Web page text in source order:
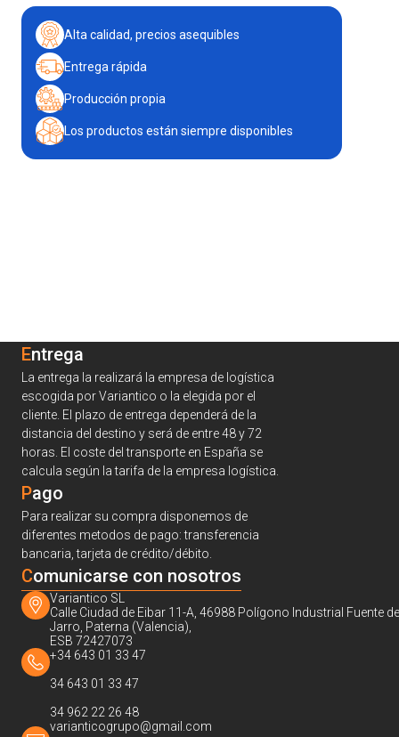
Alta calidad, precios asequibles
Entrega rápida
Producción propia
Los productos están siempre disponibles
Entrega
La entrega la realizará la empresa de logística
escogida por Variantico o la elegida por el
cliente. El plazo de entrega dependerá de la
distancia del destino y será de entre 48 y 72
horas. El coste del transporte en España se
calcula según la tarifa de la empresa logística.
Pago
Para realizar su compra disponemos de
diferentes metodos de pago: transferencia
bancaria, tarjeta de crédito/débito.
Comunicarse con nosotros
Variantico SL
Calle Ciudad de Eibar 11-A, 46988 Polígono Industrial Fuente
Jarro, Paterna (Valencia),
ESB 72427073
+34 643 01 33 47
34 643 01 33 47
34 962 22 26 48
varianticogrupo@gmail.com